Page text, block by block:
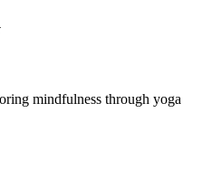
mindfulness through yoga